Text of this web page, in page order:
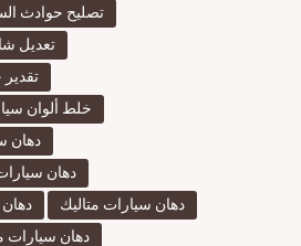
تصليح حوادث
تعديل
خلط ألوان
دهان
دهان
دهان سيارات متاليك
دهان